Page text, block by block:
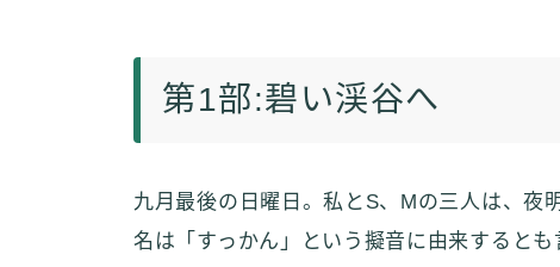
第1部:碧い渓谷へ
九月最後の日曜日。私とS、Mの三人は、
名は「すっかん」という擬音に由来すると